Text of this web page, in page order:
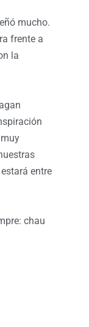
mucho.
frente a
la
entre
chau